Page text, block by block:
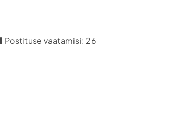
Postituse vaatamisi: 26